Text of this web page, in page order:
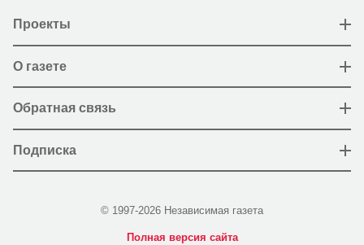
Проекты
О газете
Обратная связь
Подписка
© 1997-2026 Независимая газета
Полная версия сайта